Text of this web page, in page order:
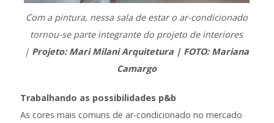
Com a pintura, nessa sala de estar o ar-condicionado
tornou-se parte integrante do projeto de interiores
| Projeto: Mari Milani Arquitetura | FOTO: Mariana
Camargo
Trabalhando as possibilidades p&b
As cores mais comuns de ar-condicionado no mercado